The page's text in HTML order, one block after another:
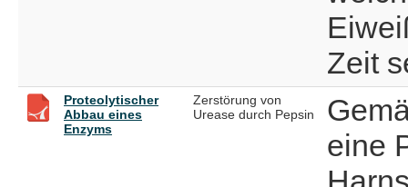
Zeit
Proteolytischer
Abbau eines
Enzyms
Zerstörung von
Urease durch Pepsin
eine